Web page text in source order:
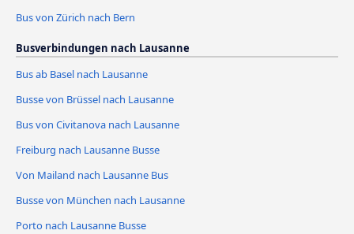
Bus von Zürich nach Bern
Busverbindungen nach Lausanne
Bus ab Basel nach Lausanne
Busse von Brüssel nach Lausanne
Bus von Civitanova nach Lausanne
Freiburg nach Lausanne Busse
Von Mailand nach Lausanne Bus
Busse von München nach Lausanne
Porto nach Lausanne Busse